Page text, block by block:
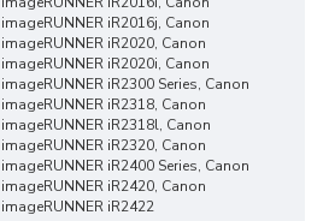
imageRUNNER iR2016j, Canon
imageRUNNER iR2020, Canon
imageRUNNER iR2020i, Canon
imageRUNNER iR2300 Series, Canon
imageRUNNER iR2318, Canon
imageRUNNER iR2318l, Canon
imageRUNNER iR2320, Canon
imageRUNNER iR2400 Series, Canon
imageRUNNER iR2420, Canon
imageRUNNER iR2422